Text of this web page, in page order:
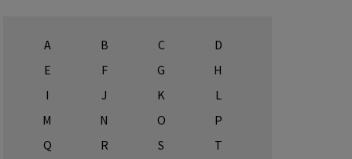
A B C
D
E
F G
H
I
J K
L
M
N O
P
Q
R S
T